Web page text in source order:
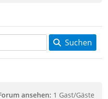
Suchen
ansehen: 1 Gast/Gäste